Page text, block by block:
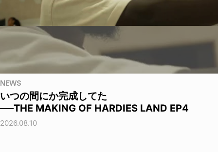
NEWS
いつの間にか完成してた
──THE MAKING OF HARDIES LAND EP4
2026.08.10